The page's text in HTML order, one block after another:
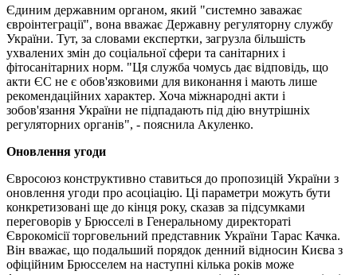
Єдиним державним органом, який "системно заважає
євроінтеграції", вона вважає Державну регуляторну службу
України. Тут, за словами експертки, загрузла більшість
ухвалених змін до соціальної сфери та санітарних і
фітосанітарних норм. "Ця служба чомусь дає відповідь, що
акти ЄС не є обов'язковими для виконання і мають лише
рекомендаційних характер. Хоча міжнародні акти і
зобов'язання України не підпадають під дію внутрішніх
регуляторних органів", - пояснила Акуленко.
Оновлення угоди
Євросоюз конструктивно ставиться до пропозицій України з
оновлення угоди про асоціацію. Ці параметри можуть бути
конкретизовані ще до кінця року, сказав за підсумками
переговорів у Брюсселі в Генеральному директораті
Єврокомісії торговельний представник України Тарас Качка.
Він вважає, що подальший порядок денний відносин Києва з
офіційним Брюсселем на наступні кілька років може